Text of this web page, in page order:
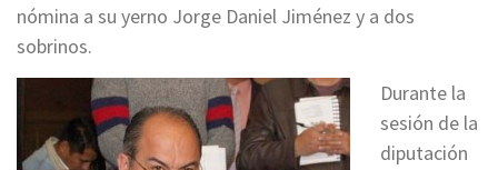
nómina a su yerno Jorge Daniel Jiménez y a dos
sobrinos.
Durante la
sesión de la
diputación